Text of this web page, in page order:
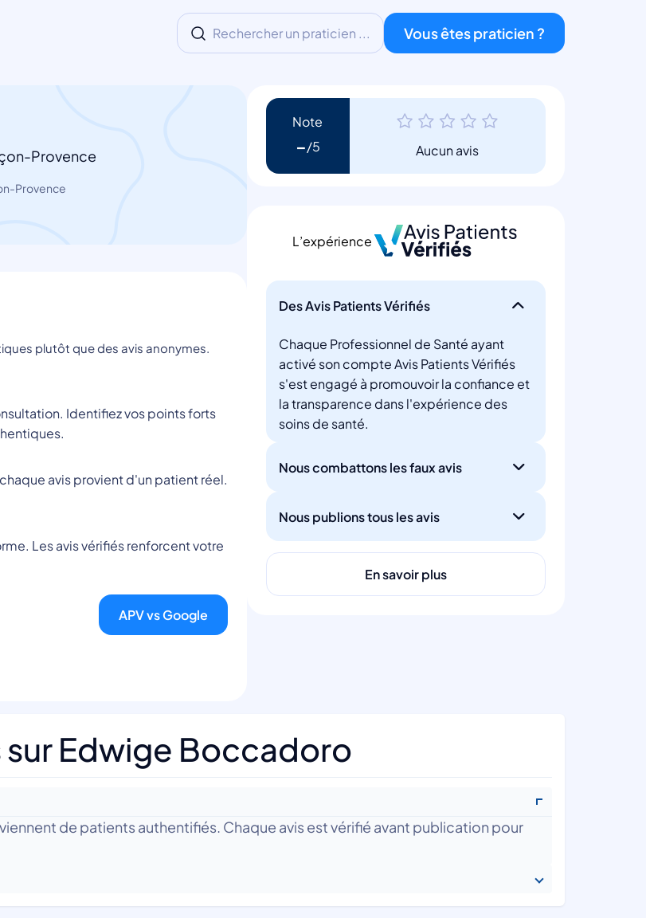
Rechercher un praticien ... Vous êtes praticien ?
Provence
Provence
plutôt que des avis anonymes.
Identifiez vos points forts
avis provient d'un patient réel.
Les avis vérifiés renforcent votre
APV vs Google
Note
- Aucun avis
L’expérience
Des Avis Patients Vérifiés
Chaque Professionnel de Santé ayant
activé son compte Avis Patients Vérifiés
s'est engagé à promouvoir la confiance et
la transparence dans l'expérience des
soins de santé.
Nous combattons les faux avis
Nous publions tous les avis
En savoir plus
Edwige Boccadoro
de patients authentifiés. Chaque avis est vérifié avant publication pour